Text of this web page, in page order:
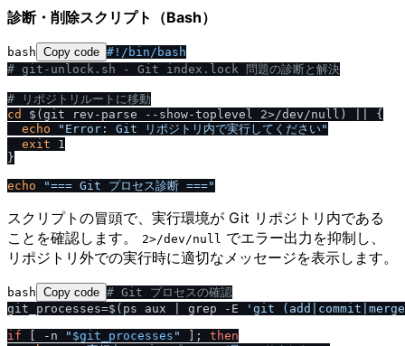
診断・削除スクリプト（Bash）
bash Copy code #! / bin/ bash
# git-unlock.sh - Git index.lock 問題の診断と解決
# リポジトリルートに移動
cd
$(git rev-parse --show-toplevel 2>/dev/null) || {
echo
"Error: Git リポジトリ内で実行してください"
exit 1
}
echo "=== Git プロセス診断 ==="
スクリプトの冒頭で、実行環境が Git リポジトリ内である
ことを確認します。
2>​/​dev​/​null でエラー出力を抑制し、
リポジトリ外での実行時に適切なメッセージを表示します。
bash Copy code # Git プロセスの確認
git_processes=$(ps aux | grep -E
'git
if [ -n " $git_processes " ]; then